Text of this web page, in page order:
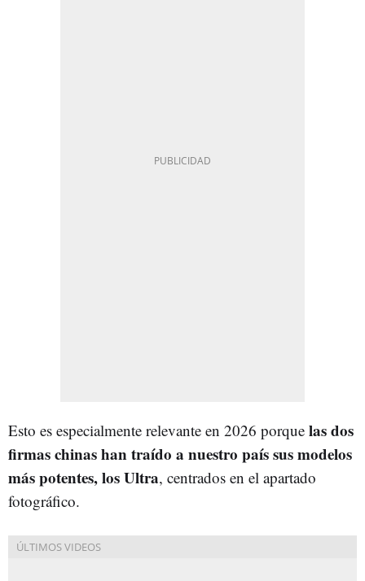
Esto es especialmente relevante en 2026 porque las dos
firmas chinas han traído a nuestro país sus modelos
más potentes, los Ultra, centrados en el apartado
fotográfico.